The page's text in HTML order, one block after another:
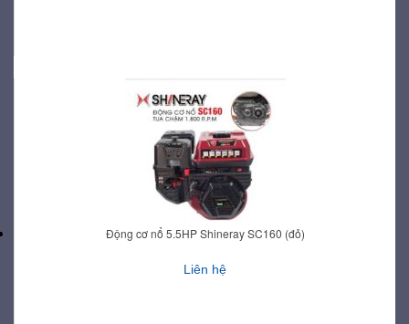
Động cơ nổ 5.5HP Shineray SC160 (đỏ)
Liên hệ